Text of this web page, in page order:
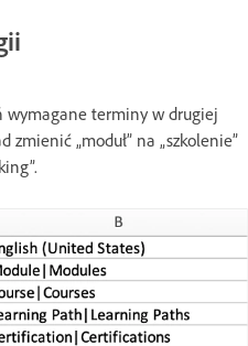
wymagane terminy w drugiej
zmienić „moduł” na „szkolenie”